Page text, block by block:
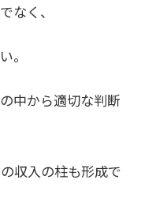
なく、
。
中から適切な判断
収入の柱も形成で